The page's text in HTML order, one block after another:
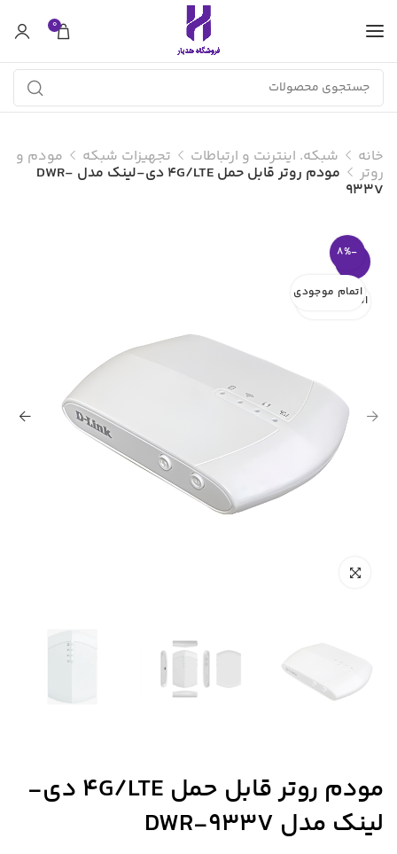
0
خانه شبکه. اینترنت و ارتباطات تجهیزات شبکه مودم و
روتر مودم روتر قابل حمل 4G/LTE دی-لینک مدل DWR-
933V
-8%
اتمام موجودی
اتمام موجودی
مودم روتر قابل حمل 4G/LTE دی-
لینک مدل DWR-933V